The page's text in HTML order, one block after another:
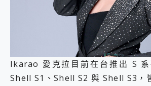
Ikarao 愛克拉目前在台推出 S
Shell S1、Shell S2 與 Shell S3，